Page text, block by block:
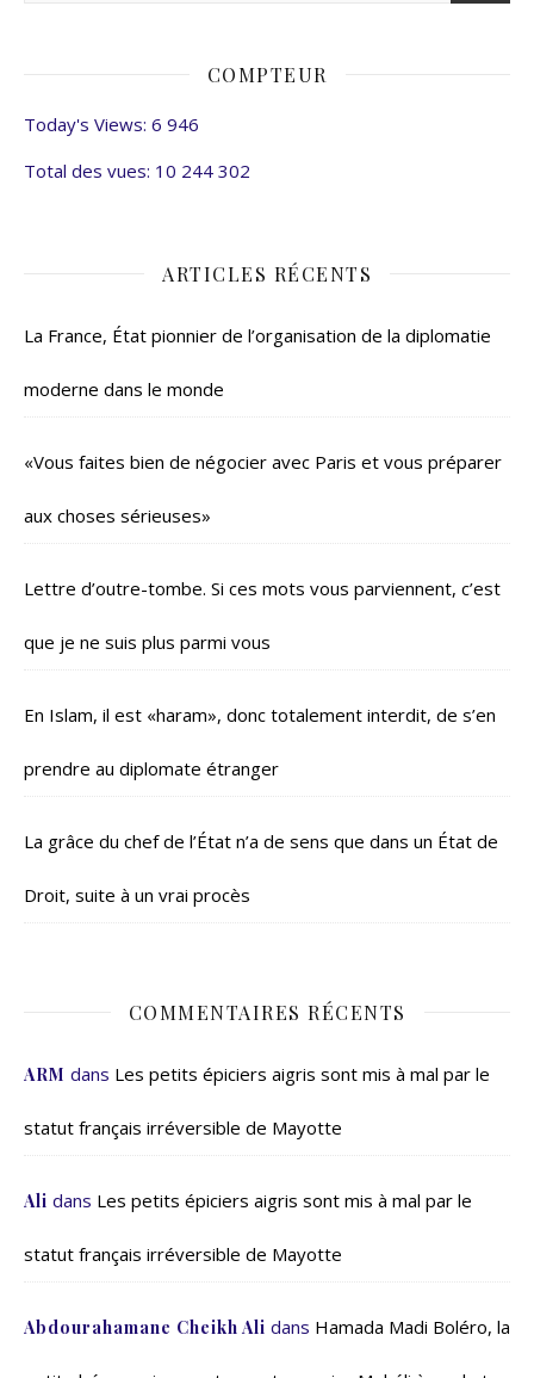
COMPTEUR
Today's Views: 6 946
Total des vues: 10 244 302
ARTICLES RÉCENTS
La France, État pionnier de l’organisation de la diplomatie
moderne dans le monde
«Vous faites bien de négocier avec Paris et vous préparer
aux choses sérieuses»
Lettre d’outre-tombe. Si ces mots vous parviennent, c’est
que je ne suis plus parmi vous
En Islam, il est «haram», donc totalement interdit, de s’en
prendre au diplomate étranger
La grâce du chef de l’État n’a de sens que dans un État de
Droit, suite à un vrai procès
COMMENTAIRES RÉCENTS
ARM dans Les petits épiciers aigris sont mis à mal par le
statut français irréversible de Mayotte
Ali dans Les petits épiciers aigris sont mis à mal par le
statut français irréversible de Mayotte
Abdourahamane Cheikh Ali dans Hamada Madi Boléro, la